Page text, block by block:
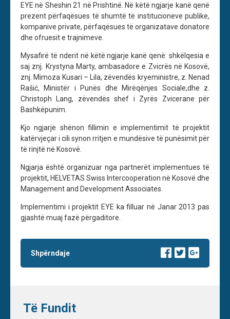
EYE në Sheshin 21 në Prishtinë. Në këtë ngjarje kanë qenë
prezent përfaqësues të shumtë të institucioneve publike,
kompanive private, përfaqësues të organizatave donatore
dhe ofruesit e trajnimeve.
Mysafirë të nderit në këtë ngjarje kanë qenë: shkëlqesia e
saj znj. Krystyna Marty, ambasadore e Zvicrës në Kosovë,
znj. Mimoza Kusari – Lila, zëvendës kryeministre, z. Nenad
Rašić, Ministër i Punës dhe Mirëqënjes Sociale,dhe z.
Christoph Lang, zëvendës shef i Zyrës Zvicerane për
Bashkëpunim.
Kjo ngjarje shënon fillimin e implementimit të projektit
katërvjeçar i cili synon rritjen e mundësive të punësimit për
të rinjtë në Kosovë.
Ngjarja është organizuar nga partnerët implementues të
projektit, HELVETAS Swiss Intercooperation në Kosovë dhe
Management and Development Associates.
Implementimi i projektit EYE ka filluar në Janar 2013 pas
gjashtë muaj fazë përgaditore.
Shpërndaje
Të Fundit